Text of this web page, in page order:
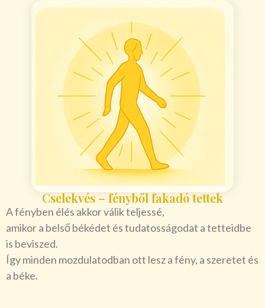
Cselekvés – fényből fakadó tettek
A fényben élés akkor válik teljessé,
amikor a belső békédet és tudatosságodat a tetteidbe
is beviszed.
Így minden mozdulatodban ott lesz a fény, a szeretet és
a béke.